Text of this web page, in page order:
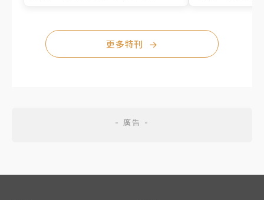
更多特刊 →